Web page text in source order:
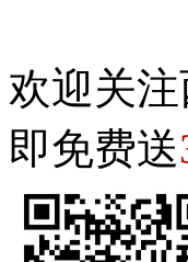
欢迎关
即免费送